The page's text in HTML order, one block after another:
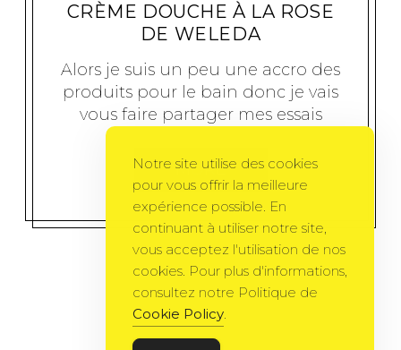
CRÈME DOUCHE À LA ROSE
DE WELEDA
Alors je suis un peu une accro des
produits pour le bain donc je vais
vous faire partager mes essais
MORE
Notre site utilise des cookies
pour vous offrir la meilleure
expérience possible. En
continuant à utiliser notre site,
vous acceptez l'utilisation de nos
cookies. Pour plus d'informations,
consultez notre Politique de
Cookie Policy.